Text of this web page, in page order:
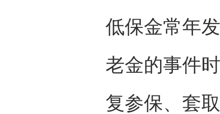
低保金常年
老金的事件
复参保、套